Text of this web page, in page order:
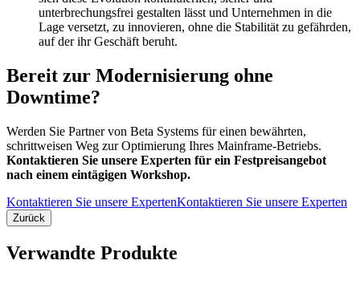
unterbrechungsfrei gestalten lässt und Unternehmen in die
Lage versetzt, zu innovieren, ohne die Stabilität zu gefährden,
auf der ihr Geschäft beruht.
Bereit zur Modernisierung ohne
Downtime?
Werden Sie Partner von Beta Systems für einen bewährten,
schrittweisen Weg zur Optimierung Ihres Mainframe-Betriebs.
Kontaktieren Sie unsere Experten für ein Festpreisangebot
nach einem eintägigen Workshop.
Kontaktieren Sie unsere ExpertenKontaktieren Sie unsere Experten
Zurück
Verwandte Produkte